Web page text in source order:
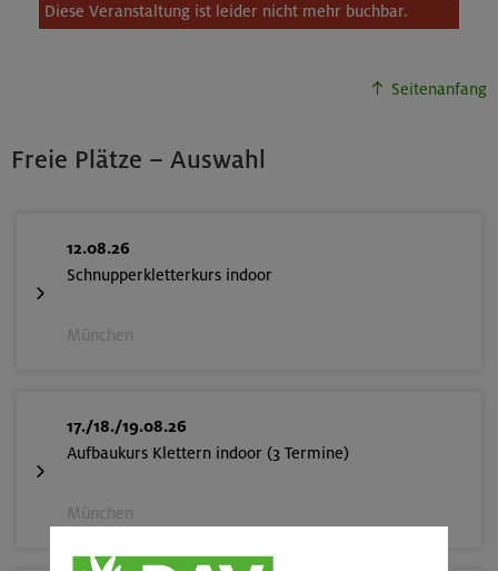
Diese Veranstaltung ist leider nicht mehr buchbar.
Seitenanfang
Freie Plätze – Auswahl
12.08.26
Schnupperkletterkurs indoor
München
17./18./19.08.26
Aufbaukurs Klettern indoor (3 Termine)
München